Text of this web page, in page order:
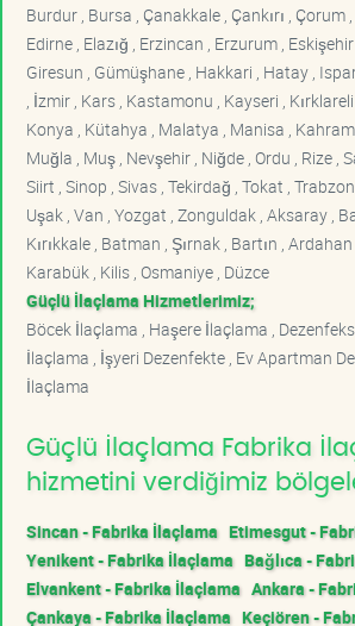
Burdur , Bursa , Çanakkale , Çankırı , Çorum ,
Edirne , Elazığ , Erzincan , Erzurum , Eskişehir
Giresun , Gümüşhane , Hakkari , Hatay ,
, İzmir , Kars , Kastamonu , Kayseri , Kırklareli
Konya , Kütahya , Malatya , Manisa ,
Muğla , Muş , Nevşehir , Niğde , Ordu , Rize ,
Siirt , Sinop , Sivas , Tekirdağ , Tokat , Trabzon
Uşak , Van , Yozgat , Zonguldak , Aksaray ,
Kırıkkale , Batman , Şırnak , Bartın , Ardahan
Karabük , Kilis , Osmaniye , Düzce
Güçlü İlaçlama Hizmetlerimiz;
Böcek İlaçlama , Haşere İlaçlama ,
İlaçlama , İşyeri Dezenfekte , Ev Apartman
İlaçlama
Güçlü İlaçlama Fabrika
hizmetini verdiğimiz
Sincan - Fabrika İlaçlama Etimesgut -
Yenikent - Fabrika İlaçlama Bağlıca -
Elvankent - Fabrika İlaçlama Ankara -
Çankaya - Fabrika İlaçlama Keçiören -